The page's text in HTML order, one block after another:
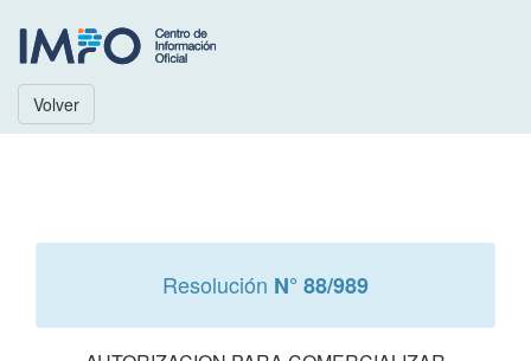
Volver
Resolución N° 88/989